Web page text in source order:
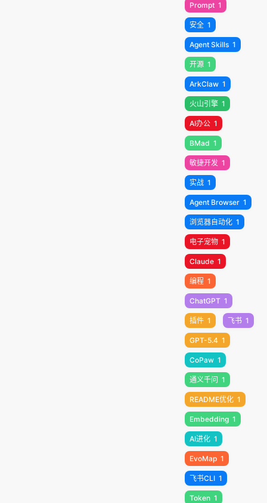
Prompt 1
安全 1
Agent Skills 1
开源 1
ArkClaw 1
火山引擎 1
AI办公 1
BMad 1
敏捷开发 1
实战 1
Agent Browser 1
浏览器自动化 1
电子宠物 1
Claude 1
编程 1
ChatGPT 1
插件 1 飞书 1
GPT-5.4 1
CoPaw 1
通义千问 1
README优化 1
Embedding 1
AI进化 1
EvoMap 1
飞书CLI 1
Token 1